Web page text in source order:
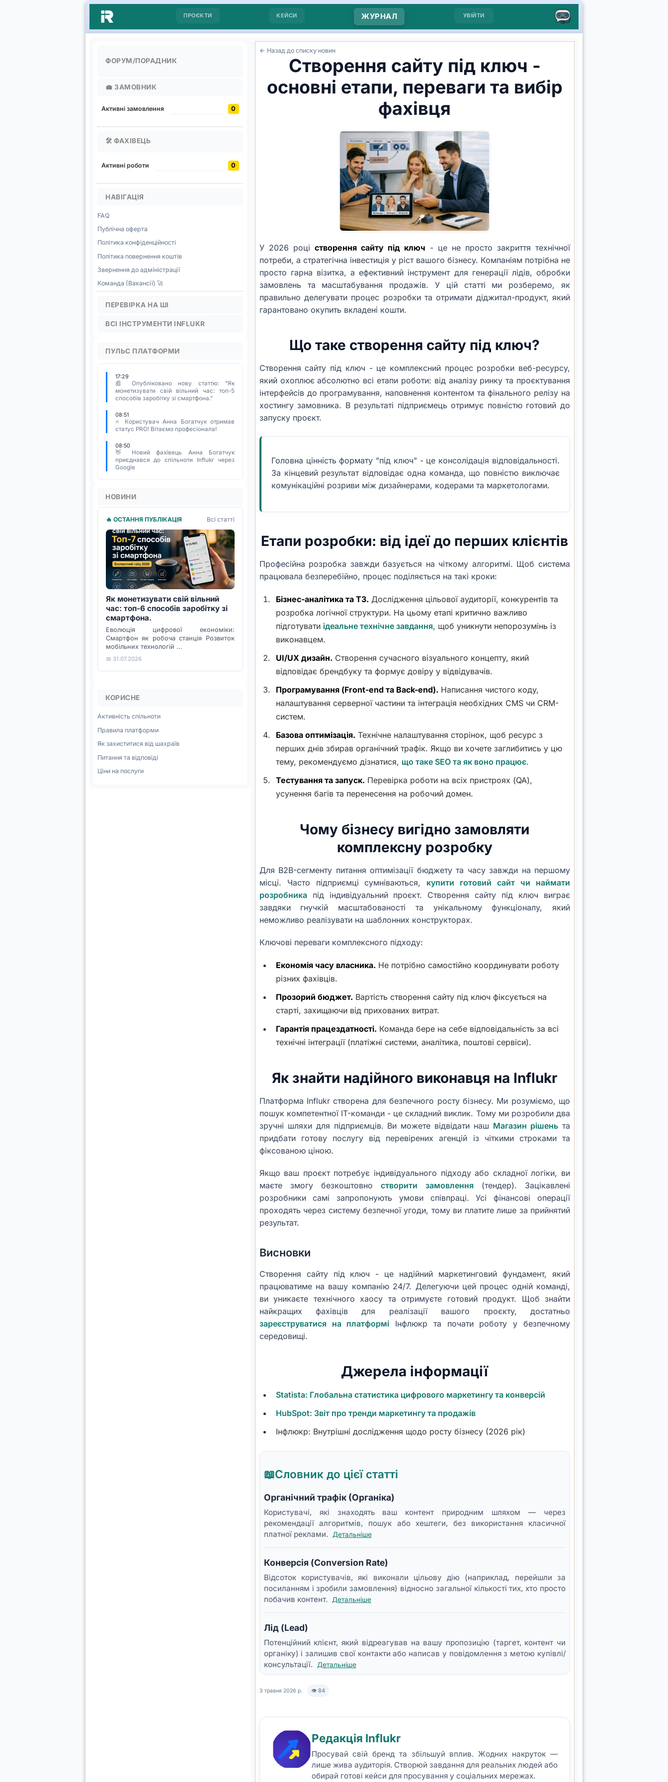
ПРОЄКТИ КЕЙСИ ЖУРНАЛ УВІЙТИ
ФОРУМ/ПОРАДНИК
💼 ЗАМОВНИК
Активні замовлення 0
🛠️ ФАХІВЕЦЬ
Активні роботи 0
НАВІГАЦІЯ
FAQ
Публічна оферта
Політика конфіденційності
Політика повернення коштів
Звернення до адміністрації
Команда (Вакансії) 🚀
ПЕРЕВІРКА НА ШІ
ВСІ ІНСТРУМЕНТИ INFLUKR
ПУЛЬС ПЛАТФОРМИ
17:29
📰 Опубліковано нову статтю: "Як
монетизувати свій вільний час: топ-5
способів заробітку зі смартфона."
08:51
⭐ Користувач Анна Богатчук отримав
статус PRO! Вітаємо професіонала!
08:50
👋 Новий фахівець Анна Богатчук
приєднався до спільноти Influkr через
Google
НОВИНИ
🔥 ОСТАННЯ ПУБЛІКАЦІЯ Всі статті
Як монетизувати свій вільний
час: топ-6 способів заробітку зі
смартфона.
Еволюція цифрової економіки:
Смартфон як робоча станція Розвиток
мобільних технологій ...
📅 31.07.2026
КОРИСНЕ
Активність спільноти
Правила платформи
Як захиститися від шахраїв
Питання та відповіді
Ціни на послуги
← Назад до списку новин
Створення сайту під ключ -
основні етапи, переваги та вибір
фахівця
У 2026 році створення сайту під ключ - це не просто закриття технічної
потреби, а стратегічна інвестиція у ріст вашого бізнесу. Компаніям потрібна не
просто гарна візитка, а ефективний інструмент для генерації лідів, обробки
замовлень та масштабування продажів. У цій статті ми розберемо, як
правильно делегувати процес розробки та отримати діджитал-продукт, який
гарантовано окупить вкладені кошти.
Що таке створення сайту під ключ?
Створення сайту під ключ - це комплексний процес розробки веб-ресурсу,
який охоплює абсолютно всі етапи роботи: від аналізу ринку та проєктування
інтерфейсів до програмування, наповнення контентом та фінального релізу на
хостингу замовника. В результаті підприємець отримує повністю готовий до
запуску проєкт.
Головна цінність формату "під ключ" - це консолідація відповідальності.
За кінцевий результат відповідає одна команда, що повністю виключає
комунікаційні розриви між дизайнерами, кодерами та маркетологами.
Етапи розробки: від ідеї до перших клієнтів
Професійна розробка завжди базується на чіткому алгоритмі. Щоб система
працювала безперебійно, процес поділяється на такі кроки:
Бізнес-аналітика та ТЗ. Дослідження цільової аудиторії, конкурентів та
розробка логічної структури. На цьому етапі критично важливо
підготувати ідеальне технічне завдання, щоб уникнути непорозумінь із
виконавцем.
UI/UX дизайн. Створення сучасного візуального концепту, який
відповідає брендбуку та формує довіру у відвідувачів.
Програмування (Front-end та Back-end). Написання чистого коду,
налаштування серверної частини та інтеграція необхідних CMS чи CRM-
систем.
Базова оптимізація. Технічне налаштування сторінок, щоб ресурс з
перших днів збирав органічний трафік. Якщо ви хочете заглибитись у цю
тему, рекомендуємо дізнатися, що таке SEO та як воно працює.
Тестування та запуск. Перевірка роботи на всіх пристроях (QA),
усунення багів та перенесення на робочий домен.
Чому бізнесу вигідно замовляти
комплексну розробку
Для B2B-сегменту питання оптимізації бюджету та часу завжди на першому
місці. Часто підприємці сумніваються, купити готовий сайт чи наймати
розробникапід індивідуальний проєкт. Створення сайту під ключ виграє
завдяки гнучкій масштабованості та унікальному функціоналу, який
неможливо реалізувати на шаблонних конструкторах.
Ключові переваги комплексного підходу:
Економія часу власника. Не потрібно самостійно координувати роботу
різних фахівців.
Прозорий бюджет. Вартість створення сайту під ключ фіксується на
старті, захищаючи від прихованих витрат.
Гарантія працездатності. Команда бере на себе відповідальність за всі
технічні інтеграції (платіжні системи, аналітика, поштові сервіси).
Як знайти надійного виконавця на Influkr
Платформа Influkr створена для безпечного росту бізнесу. Ми розуміємо, що
пошук компетентної IT-команди - це складний виклик. Тому ми розробили два
зручні шляхи для підприємців. Ви можете відвідати наш Магазин рішень та
придбати готову послугу від перевірених агенцій із чіткими строками та
фіксованою ціною.
Якщо ваш проєкт потребує індивідуального підходу або складної логіки, ви
маєте змогу безкоштовностворити замовлення (тендер). Зацікавлені
розробники самі запропонують умови співпраці. Усі фінансові операції
проходять через систему безпечної угоди, тому ви платите лише за прийнятий
результат.
Висновки
Створення сайту під ключ - це надійний маркетинговий фундамент, який
працюватиме на вашу компанію 24/7. Делегуючи цей процес одній команді,
ви уникаєте технічного хаосу та отримуєте готовий продукт. Щоб знайти
найкращих фахівців для реалізації вашого проєкту, достатньо
зареєструватися на платформі Інфлюкр та почати роботу у безпечному
середовищі.
Джерела інформації
Statista: Глобальна статистика цифрового маркетингу та конверсій
HubSpot: Звіт про тренди маркетингу та продажів
Інфлюкр: Внутрішні дослідження щодо росту бізнесу (2026 рік)
📖Словник до цієї статті
Органічний трафік (Органіка)
Користувачі, які знаходять ваш контент природним шляхом — через
рекомендації алгоритмів, пошук або хештеги, без використання класичної
платної реклами.
Детальніше
Конверсія (Conversion Rate)
Відсоток користувачів, які виконали цільову дію (наприклад, перейшли за
посиланням і зробили замовлення) відносно загальної кількості тих, хто просто
побачив контент.
Детальніше
Лід (Lead)
Потенційний клієнт, який відреагував на вашу пропозицію (таргет, контент чи
органіку) і залишив свої контакти або написав у повідомлення з метою купівлі/
консультації.
Детальніше
3 травня 2026 р. 👁 84
Редакція Influkr
Просувай свій бренд та збільшуй вплив. Жодних накруток —
лише жива аудиторія. Створюй завдання для реальних людей або
обирай готові кейси для просування у соціальних мережах.